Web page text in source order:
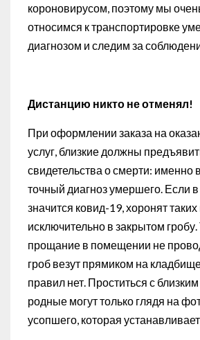
короновирусом, поэтому мы
относимся к транспортировке
диагнозом и следим за
Дистанцию никто не отменял!
При оформлении заказа на
услуг, близкие должны
свидетельства о смерти: именно
точный диагноз умершего. Если
значится ковид-19, хоронят
исключительно в закрытом гробу.
прощание в помещении не
гроб везут прямиком на
правил нет. Проститься с
родные могут только глядя на
усопшего, которая